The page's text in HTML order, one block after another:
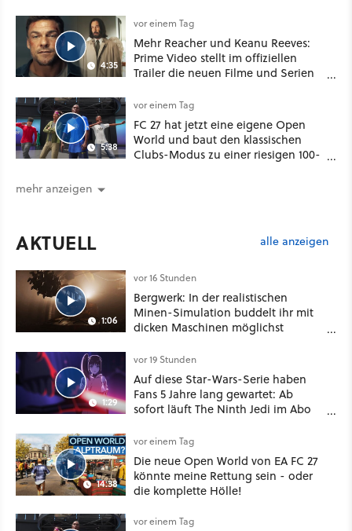
4:35
vor einem Tag
Mehr Reacher und Keanu Reeves:
Prime Video stellt im offiziellen
Trailer die neuen Filme und Serien
5:38
vor einem Tag
FC 27 hat jetzt eine eigene Open
World und baut den klassischen
Clubs-Modus zu einer riesigen 100-
mehr anzeigen
AKTUELL alle anzeigen
1:06
vor 16 Stunden
Bergwerk: In der realistischen
Minen-Simulation buddelt ihr mit
dicken Maschinen möglichst
1:29
vor 19 Stunden
Auf diese Star-Wars-Serie haben
Fans 5 Jahre lang gewartet: Ab
sofort läuft The Ninth Jedi im Abo
14:38
vor einem Tag
Die neue Open World von EA FC 27
könnte meine Rettung sein - oder
die komplette Hölle!
vor einem Tag